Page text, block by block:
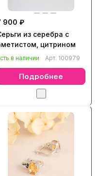
900 ₽
из серебра с
цитрином
в наличии Арт. 100979
Подробнее